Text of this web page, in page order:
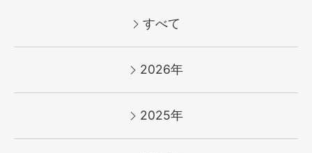
すべて
2026年
2025年